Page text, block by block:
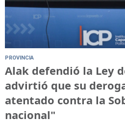
PROVINCIA
Alak defendió la Ley
advirtió que su
atentado contra la
nacional"